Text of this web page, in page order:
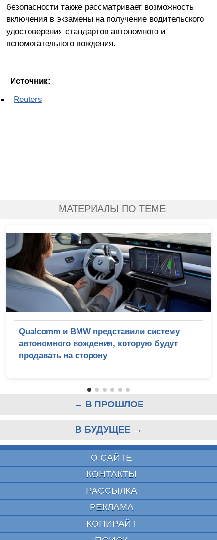
безопасности также рассматривает возможность
включения в экзамены на получение водительского
удостоверения стандартов автономного и
вспомогательного вождения.
Источник:
Reuters
МАТЕРИАЛЫ ПО ТЕМЕ
Qualcomm и BMW представили систему
автономного вождения, которую будут
продавать на сторону
← В ПРОШЛОЕ
В БУДУЩЕЕ →
О САЙТЕ
КОНТАКТЫ
РАССЫЛКА
РЕКЛАМА
КОПИРАЙТ